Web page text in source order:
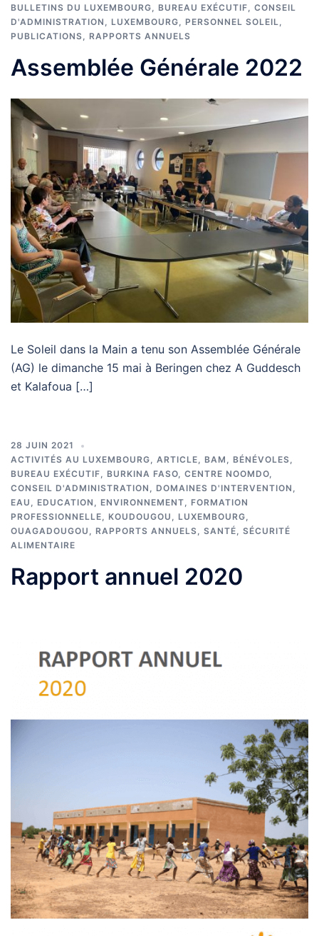
BULLETINS DU LUXEMBOURG, BUREAU EXÉCUTIF, CONSEIL
D'ADMINISTRATION , LUXEMBOURG, PERSONNEL SOLEIL,
PUBLICATIONS, RAPPORTS ANNUELS
Assemblée Générale 2022
Le Soleil dans la Main a tenu son Assemblée Générale
(AG) le dimanche 15 mai à Beringen chez A Guddesch
et Kalafoua […]
28 JUIN 2021
ACTIVITÉS AU LUXEMBOURG
ARTICLE BAM BÉNÉVOLES
BUREAU EXÉCUTIF
BURKINA FASO CENTRE NOOMDO
CONSEIL D'ADMINISTRATION
DOMAINES D'INTERVENTION
EAU
EDUCATION ENVIRONNEMENT
FORMATION
PROFESSIONNELLE
KOUDOUGOU LUXEMBOURG
OUAGADOUGOU
RAPPORTS ANNUELS SANTÉ
SÉCURITÉ
ALIMENTAIRE
Rapport annuel 2020